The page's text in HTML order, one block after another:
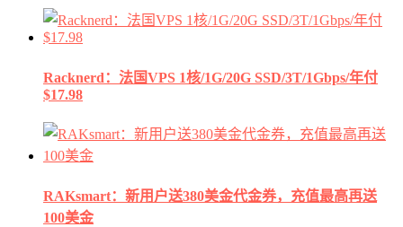
Racknerd：法国VPS 1核/1G/20G SSD/3T/1Gbps/年付
$17.98
RAKsmart：新用户送380美金代金券，充值最高再送
100美金